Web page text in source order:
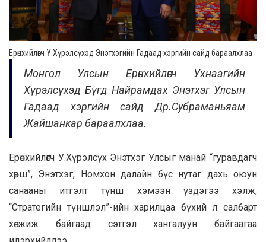
Ерөнхийлөгч У.Хүрэлсүхэд Энэтхэгийн Гадаад хэргийн сайд бараалхлаа
Монгол Улсын Ерөнхийлөгч Ухнаагийн
Хүрэлсүхэд Бүгд Найрамдах Энэтхэг Улсын
Гадаад хэргийн сайд Др.Субраманьяам
Жайшанкар бараалхлаа.
Ерөнхийлөгч У.Хүрэлсүх Энэтхэг Улсыг манай “гуравдагч
хөрш”, Энэтхэг, Номхон далайн бүс нутаг дахь оюун
санааны итгэлт түнш хэмээн үздэгээ хэлж,
“Стратегийн түншлэл”-ийн харилцаа бүхий л салбарт
хөгжиж байгаад сэтгэл хангалуун байгаагаа